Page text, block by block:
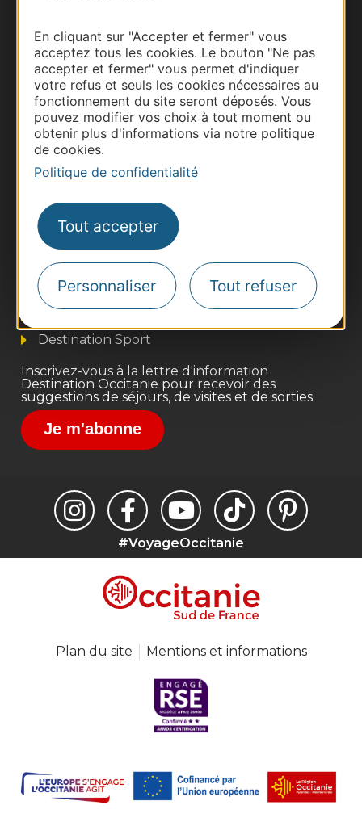
En cliquant sur "Accepter et fermer" vous
acceptez tous les cookies. Le bouton "Ne pas
accepter et fermer" vous permet d'indiquer
votre refus et seuls les cookies nécessaires au
fonctionnement du site seront déposés. Vous
pouvez modifier vos choix à tout moment ou
obtenir plus d'informations via notre politique
de cookies.
Politique de confidentialité
Tout accepter
Personnaliser Tout refuser
Thermalisme
Business/Mice
Pros d'Occitanie
Site presse et d'influence
Destination Sport
Inscrivez-vous à la lettre d'information
Destination Occitanie pour recevoir des
suggestions de séjours, de visites et de sorties.
Je m'abonne
#VoyageOccitanie
Plan du site Mentions et informations